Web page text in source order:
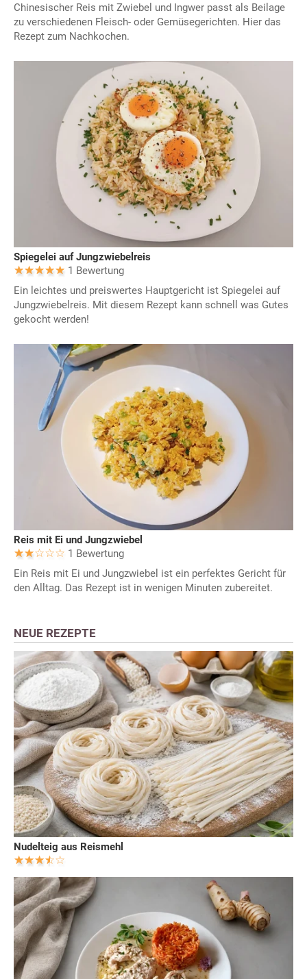
Chinesischer Reis mit Zwiebel und Ingwer passt als Beilage
zu verschiedenen Fleisch- oder Gemüsegerichten. Hier das
Rezept zum Nachkochen.
Spiegelei auf Jungzwiebelreis
1 Bewertung
Ein leichtes und preiswertes Hauptgericht ist Spiegelei auf
Jungzwiebelreis. Mit diesem Rezept kann schnell was Gutes
gekocht werden!
Reis mit Ei und Jungzwiebel
1 Bewertung
Ein Reis mit Ei und Jungzwiebel ist ein perfektes Gericht für
den Alltag. Das Rezept ist in wenigen Minuten zubereitet.
NEUE REZEPTE
Nudelteig aus Reismehl